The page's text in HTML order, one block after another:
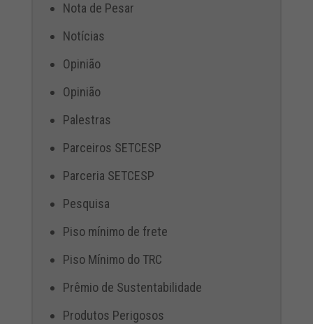
Nota de Pesar
Notícias
Opinião
Opinião
Palestras
Parceiros SETCESP
Parceria SETCESP
Pesquisa
Piso mínimo de frete
Piso Mínimo do TRC
Prêmio de Sustentabilidade
Produtos Perigosos